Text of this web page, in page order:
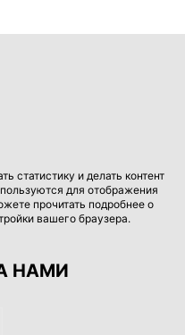
статистику и делать контент
для отображения
прочитать подробнее о
вашего браузера.
НАМИ